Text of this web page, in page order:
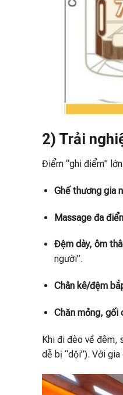
2) Trải
Điểm “ghi điểm”
Ghế thương gia
Massage đa
Đệm dày, ôm
người”.
Chân kê/đệm
Chăn mỏng, gối
Khi đi đèo về đêm,
dễ bị “dội”). Với